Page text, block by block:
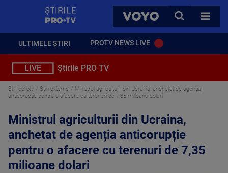
VOYO
CAUTA
TOATE
ULTIMELE ȘTIRI PROTV NEWS LIVE
LIVE Știrile PRO TV
Stirileprotv Stiri externe
Ministrul agriculturii din Ucraina, anchetat de agenția
anticorupție pentru o afacere cu terenuri de 7,35 milioane dolari
Ministrul agriculturii din Ucraina,
anchetat de agenția anticorupție
pentru o afacere cu terenuri de 7,35
milioane dolari